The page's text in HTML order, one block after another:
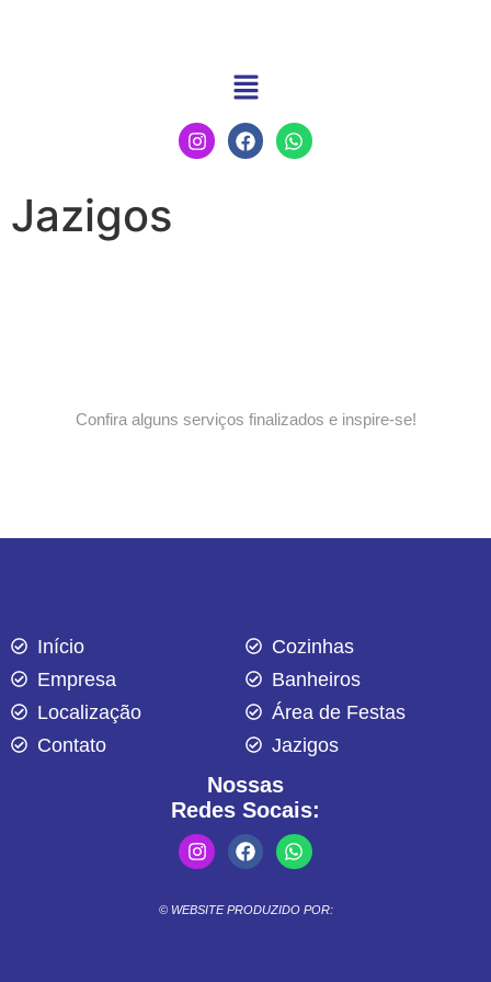
Jazigos
Confira alguns serviços finalizados e inspire-se!
Início
Empresa
Localização
Contato
Cozinhas
Banheiros
Área de Festas
Jazigos
Nossas
Redes Socais:
© WEBSITE PRODUZIDO POR: